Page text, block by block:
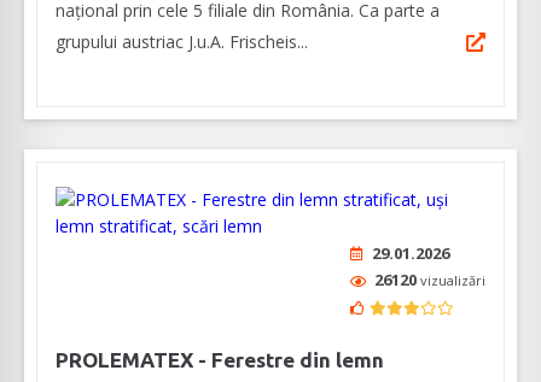
național prin cele 5 filiale din România. Ca parte a
grupului austriac J.u.A. Frischeis...
29.01.2026
26120 vizualizări
PROLEMATEX - Ferestre din lemn